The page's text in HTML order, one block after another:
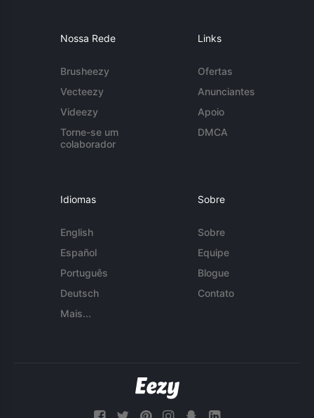
Nossa Rede
Brusheezy
Vecteezy
Videezy
Torne-se um
colaborador
Links
Ofertas
Anunciantes
Apoio
DMCA
Idiomas
English
Español
Português
Deutsch
Mais...
Sobre
Sobre
Equipe
Blogue
Contato